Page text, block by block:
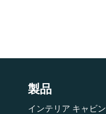
製品
インテリア キャビン